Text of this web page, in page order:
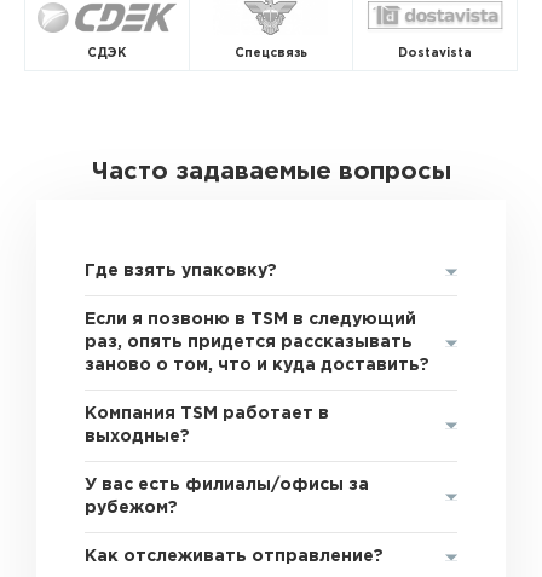
СДЭК Спецсвязь Dostavista
Часто задаваемые вопросы
Где взять упаковку?
Если я позвоню в TSM в следующий
раз, опять придется рассказывать
заново о том, что и куда доставить?
Компания TSM работает в
выходные?
У вас есть филиалы/офисы за
рубежом?
Как отслеживать отправление?